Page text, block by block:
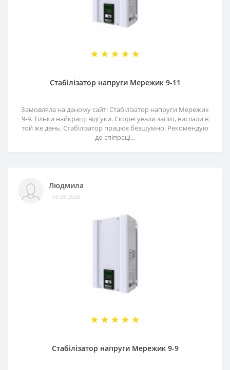
Стабілізатор напруги Мережик 9-11
Замовляла на даному сайті Стабілізатор напруги Мережик
9-9. Тільки найкращі відгуки. Скорегували запит, вислали в
той же день. Стабілізатор працює безшумно. Рекомендую
до спіпраці...
Людмила
05.08.2026
Стабілізатор напруги Мережик 9-9